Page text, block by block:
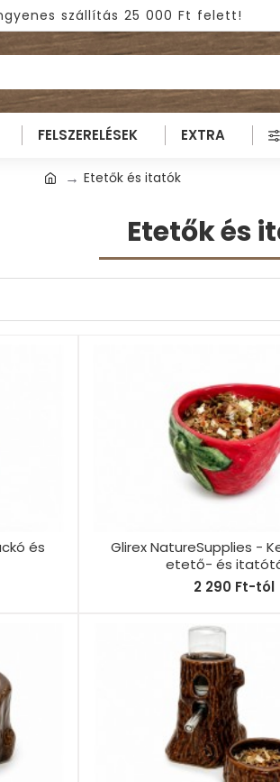
szállítás 25 000 Ft felett!
FELSZERELÉSEK EXTRA
Etetők és itatók
Etetők és
és
Glirex NatureSupplies -
etető- és
2 290 Ft-tól